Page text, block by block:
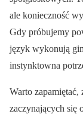
ale konieczność
Gdy próbujemy
język wykonują
instynktowna
Warto
zaczynających się